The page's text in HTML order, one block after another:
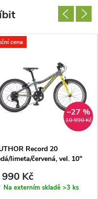
cena
10 990 Kč
–27 %
Record 20
limeta/červená, vel. 10"
990 Kč
Na externím skladě >3 ks